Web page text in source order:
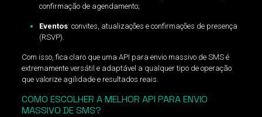
confirmação de agendamento;
Eventos: convites, atualizações e confirmações de presença
(RSVP).
Com isso, fica claro que uma API para envio massivo de SMS é
extremamente versátil e adaptável a qualquer tipo de operação
que valorize agilidade e resultados reais.
COMO ESCOLHER A MELHOR API PARA ENVIO
MASSIVO DE SMS?